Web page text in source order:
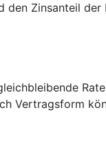
Zinsanteil
Vertragsform